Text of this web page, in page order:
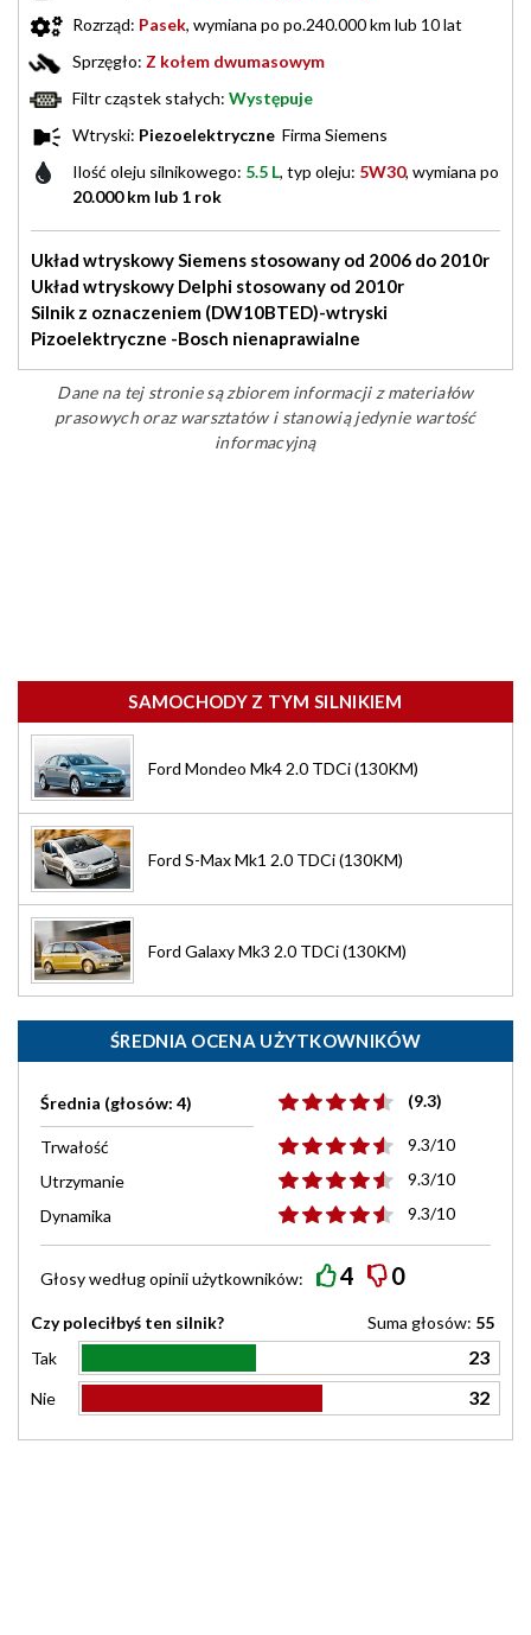
Rozrząd: Pasek, wymiana po po.240.000 km lub 10 lat
Sprzęgło: Z kołem dwumasowym
Filtr cząstek stałych: Występuje
Wtryski: Piezoelektryczne Firma Siemens
Ilość oleju silnikowego: 5.5 L, typ oleju: 5W30, wymiana po
20.000 km lub 1 rok
Układ wtryskowy Siemens stosowany od 2006 do 2010r
Układ wtryskowy Delphi stosowany od 2010r
Silnik z oznaczeniem (DW10BTED)-wtryski
Pizoelektryczne -Bosch nienaprawialne
Dane na tej stronie są zbiorem informacji z materiałów
prasowych oraz warsztatów i stanowią jedynie wartość
informacyjną
SAMOCHODY Z TYM SILNIKIEM
Ford Mondeo Mk4 2.0 TDCi (130KM)
Ford S-Max Mk1 2.0 TDCi (130KM)
Ford Galaxy Mk3 2.0 TDCi (130KM)
ŚREDNIA OCENA UŻYTKOWNIKÓW
Średnia (głosów: 4) (9.3)
Trwałość
9.3/10
Utrzymanie
9.3/10
Dynamika
9.3/10
Głosy wedługopiniiużytkowników: 4 0
Czy poleciłbyś ten silnik? Suma głosów: 55
Tak
23
Nie 32